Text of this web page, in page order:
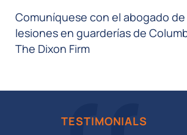
Comuníquese con el abogado de
lesiones en guarderías de
The Dixon Firm
TESTIMONIALS